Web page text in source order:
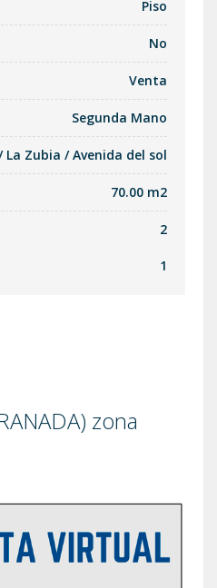
Piso
No
Venta
Segunda Mano
La Zubia / Avenida del sol
70.00 m2
2
1
zona